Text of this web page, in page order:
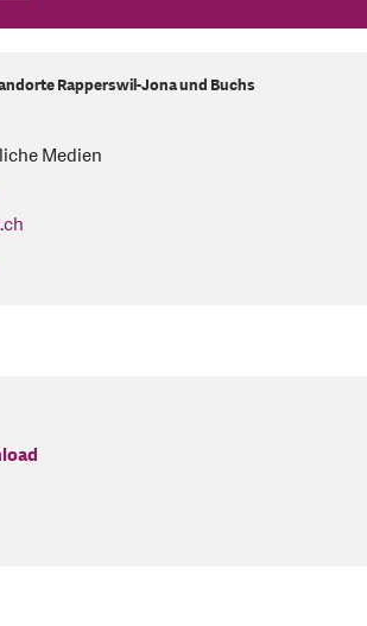
Rapperswil-Jona und Buchs
Medien